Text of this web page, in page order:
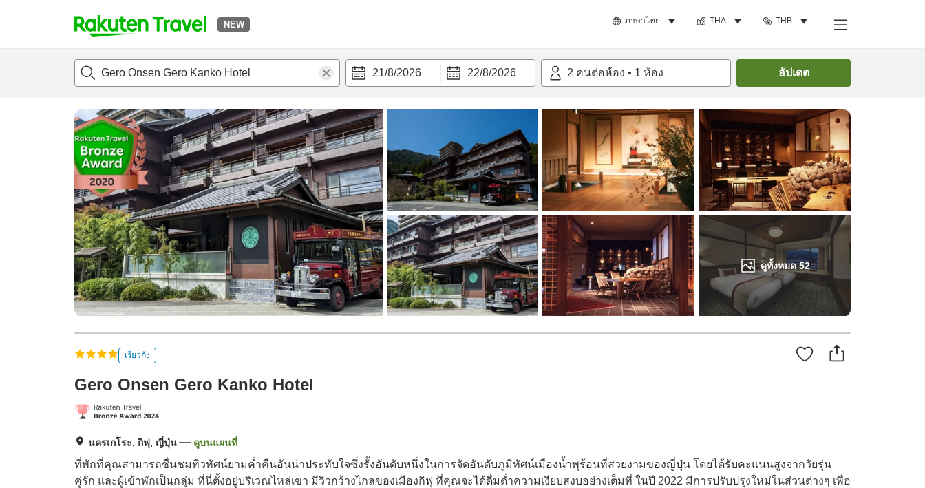
NEW ภาษาไทย THA THB
t
p
a
g
e
_
s
a
r
c
h
21/8/2026 22/8/2026 2 คนต่อห้อง • 1 ห้อง อัปเดต
ดูทั้งหมด52
แนะนำที่พักห้องพักและแพลนพักรีวิว สิ่่งอำนวยความสะดวก ค้นหาห้องพัก
เรียวกัง
Gero Onsen Gero Kanko Hotel
นครเกโระ, กิฟุ, ญี่ปุ่น ดูบนแผนที่
ที่พักที่คุณสามารถชื่นชมทิวทัศน์ยามค่ำคืนอันน่าประทับใจซึ่งรั้งอันดับหนึ่งในการจัดอันดับภูมิทัศน์เมืองน้ำพุร้อนที่สวยงามของญี่ปุ่น โดยได้รับคะแนนสูงจากวัยรุ่น
คู่รัก และผู้เข้าพักเป็นกลุ่ม ที่นี่ตั้งอยู่บริเวณไหล่เขา มีวิวกว้างไกลของเมืองกิฟุ ที่คุณจะได้ดื่มด่ำความเงียบสงบอย่างเต็มที่ ในปี 2022 มีการปรับปรุงใหม่ในส่วนต่างๆ เพื่อ